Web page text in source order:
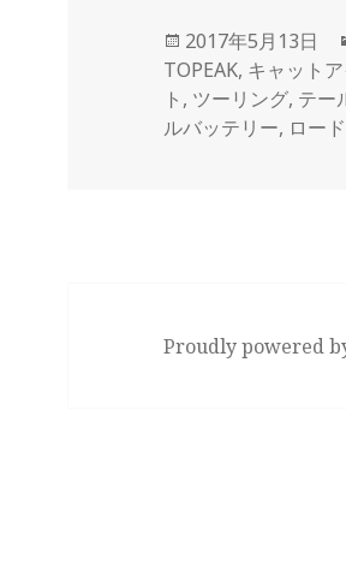
投
稿
日:
2017年5月13日
TOPEAK, キャットア
ト , ツーリング, テー
ルバッテリー, ロー
Proudly powered